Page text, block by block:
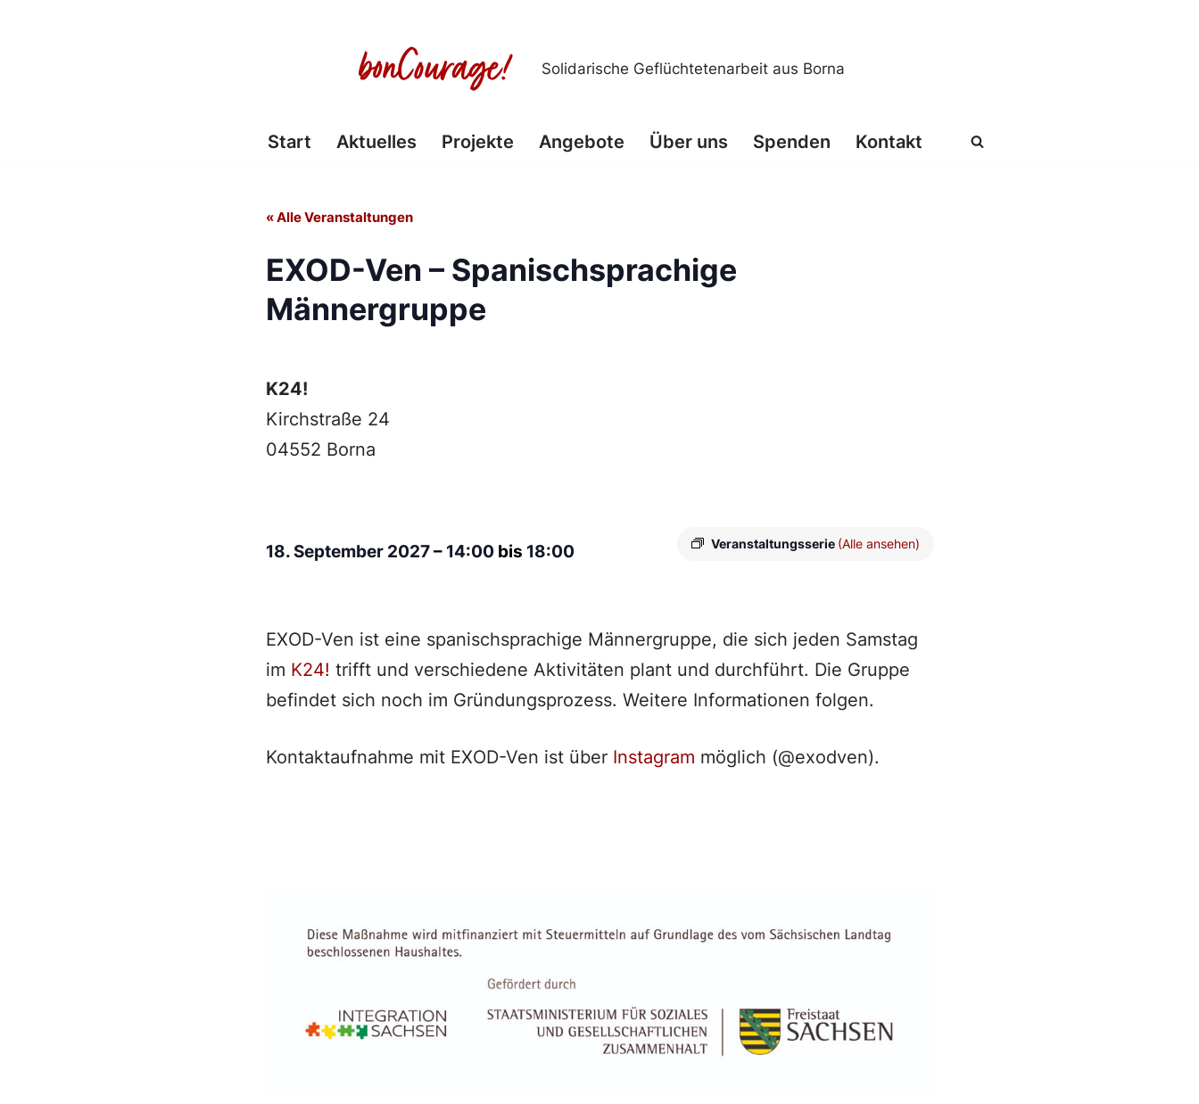
Solidarische Geflüchtetenarbeit aus Borna
Start Aktuelles Projekte Angebote Über uns Spenden Kontakt
« Alle Veranstaltungen
EXOD-Ven – Spanischsprachige
Männergruppe
K24!
Kirchstraße 24
04552 Borna
Veranstaltungsserie (Alle ansehen)
18. September 2027– 14:00 bis 18:00
EXOD-Ven ist eine spanischsprachige Männergruppe, die sich jeden Samstag
im K24! trifft und verschiedene Aktivitäten plant und durchführt. Die Gruppe
befindet sich noch im Gründungsprozess. Weitere Informationen folgen.
Kontaktaufnahme mit EXOD-Ven ist über Instagram möglich (@exodven).